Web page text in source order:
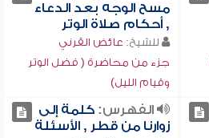
مسح الوجه بعد الدعاء
, أحكام صلاة الوتر
للشيخ: عائض القرني
جزء من محاضرة ( فضل الوتر
وقيام الليل)
الفهرس:كلمة إلى
زوارنا من قطر , الأسئلة